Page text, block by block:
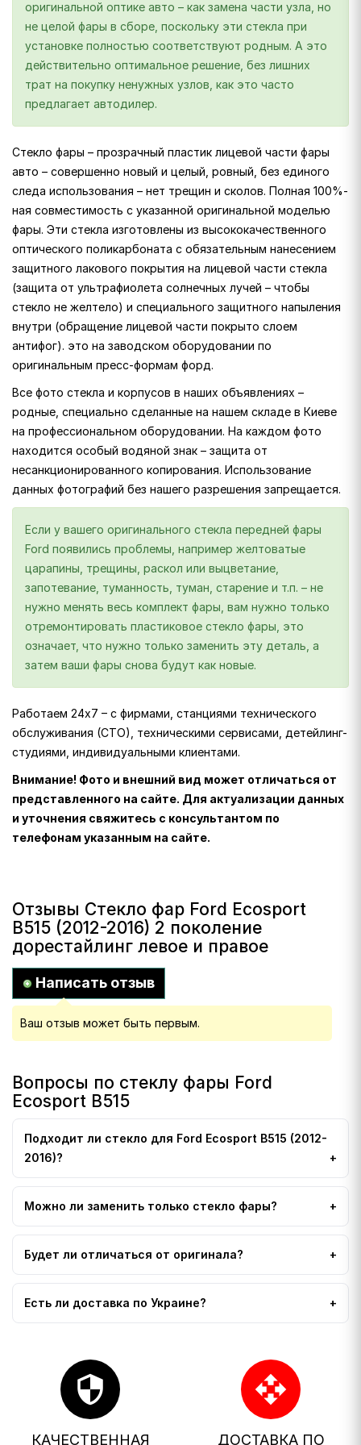
оригинальной оптике авто – как замена части узла, но
не целой фары в сборе, поскольку эти стекла при
установке полностью соответствуют родным. А это
действительно оптимальное решение, без лишних
трат на покупку ненужных узлов, как это часто
предлагает автодилер.
Стекло фары – прозрачный пластик лицевой части фары
авто – совершенно новый и целый, ровный, без единого
следа использования – нет трещин и сколов. Полная 100%-
ная совместимость с указанной оригинальной моделью
фары. Эти стекла изготовлены из высококачественного
оптического поликарбоната с обязательным нанесением
защитного лакового покрытия на лицевой части стекла
(защита от ультрафиолета солнечных лучей – чтобы
стекло не желтело) и специального защитного напыления
внутри (обращение лицевой части покрыто слоем
антифог). это на заводском оборудовании по
оригинальным пресс-формам форд.
Все фото стекла и корпусов в наших объявлениях –
родные, специально сделанные на нашем складе в Киеве
на профессиональном оборудовании. На каждом фото
находится особый водяной знак – защита от
несанкционированного копирования. Использование
данных фотографий без нашего разрешения запрещается.
Если у вашего оригинального стекла передней фары
Ford появились проблемы, например желтоватые
царапины, трещины, раскол или выцветание,
запотевание, туманность, туман, старение и т.п. – не
нужно менять весь комплект фары, вам нужно только
отремонтировать пластиковое стекло фары, это
означает, что нужно только заменить эту деталь, а
затем ваши фары снова будут как новые.
Работаем 24х7 – с фирмами, станциями технического
обслуживания (СТО), техническими сервисами, детейлинг-
студиями, индивидуальными клиентами.
Внимание! Фото и внешний вид может отличаться от
представленного на сайте. Для актуализации данных
и уточнения свяжитесь с консультантом по
телефонам указанным на сайте.
Отзывы Стекло фар Ford Ecosport
B515 (2012-2016) 2 поколение
дорестайлинг левое и правое
Написать отзыв
Ваш отзыв может быть первым.
Вопросы по стеклу фары Ford
Ecosport B515
Подходит ли стекло для Ford Ecosport B515 (2012-
2016)?
Можно ли заменить только стекло фары?
Будет ли отличаться от оригинала?
Есть ли доставка по Украине?
security
КАЧЕСТВЕННАЯ
open_with
ДОСТАВКА ПО